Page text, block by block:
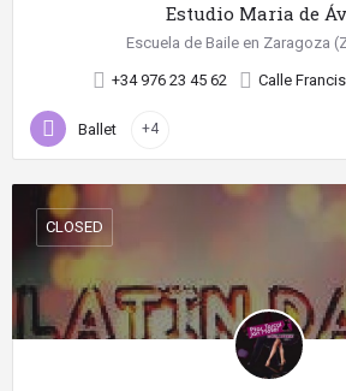
Estudio Maria de
Escuela de Baile en Zaragoza
+34 976 23 45 62 Calle
Ballet +4
CLOSED